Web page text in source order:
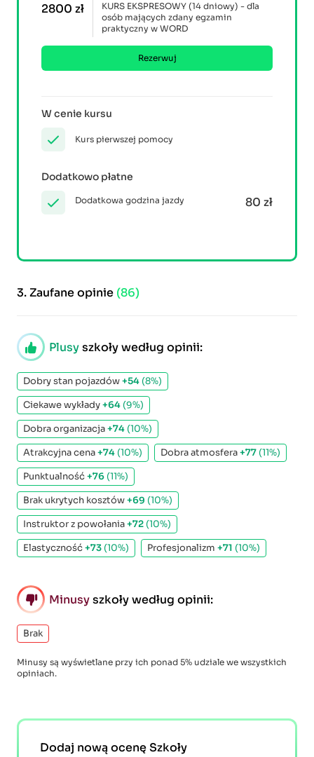
2800 zł
KURS EKSPRESOWY (14 dniowy) - dla
osób mających zdany egzamin
praktyczny w WORD
Rezerwuj
W cenie kursu
Kurs pierwszej pomocy
Dodatkowo płatne
Dodatkowa godzina jazdy 80 zł
3.Zaufane opinie (86)
Plusyszkoły według opinii:
Dobry stan pojazdów+54 (8%)
Ciekawe wykłady+64 (9%)
Dobra organizacja+74 (10%)
Atrakcyjna cena+74 (10%) Dobra atmosfera+77 (11%)
Punktualność+76 (11%)
Brak ukrytych kosztów+69 (10%)
Instruktor z powołania+72 (10%)
Elastyczność+73 (10%) Profesjonalizm +71 (10%)
Minusyszkoły według opinii:
Brak
Minusy są wyświetlane przy ich ponad 5% udziale we wszystkich
opiniach.
Dodaj nową ocenę Szkoły